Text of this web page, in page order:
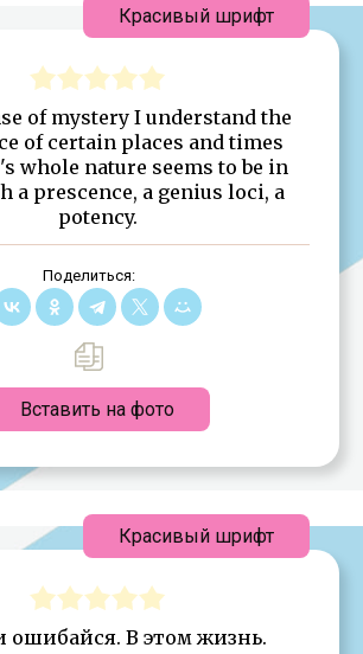
of mystery I understand the
of certain places and times
whole nature seems to be in
a prescence, a genius loci, a
potency.
Поделиться:
Вставить на фото
Красивый шрифт
В этом жизнь.
Красивый шрифт